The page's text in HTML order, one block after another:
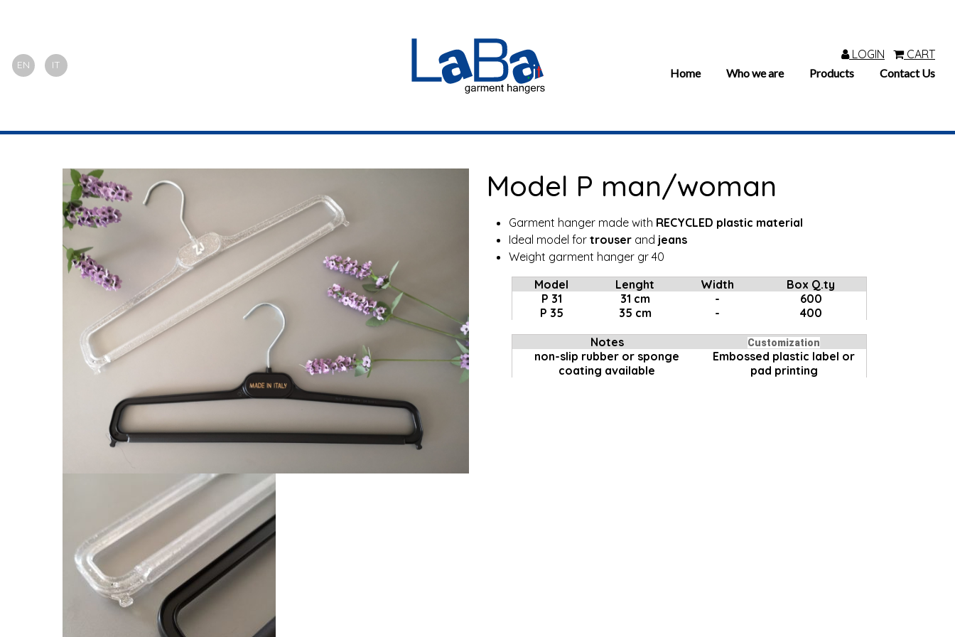
EN IT
LOGIN CART
Home Who we are Products Contact Us
Model P man/woman
Garment hanger made with RECYCLED plastic material
Ideal model for trouser and jeans
Weight garment hanger gr 40
Model
Lenght Width
Box Q.ty
P 31
31 cm -
600
P 35
35 cm - 400
Notes Customization
non-slip rubber or sponge
coating available
Embossed plastic label or
pad printing